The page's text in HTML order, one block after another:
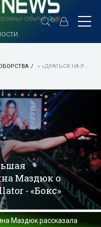
» «ДРАТЬСЯ НА РОДИНЕ БОЛЬШАЯ ОТВЕТСТВЕННОСТЬ». ДАРИНА МАЗДЮК О ПОРАЖЕНИИ В ДЕБЮТЕ BELLATOR - «БОКС»
Маздюк о
- «Бокс»
Маздюк рассказала